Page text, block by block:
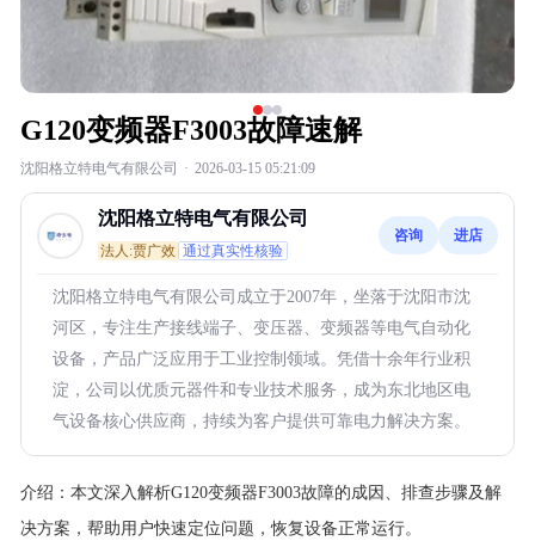
G120变频器F3003故障速解
沈阳格立特电气有限公司 · 2026-03-15 05:21:09
沈阳格立特电气有限公司
法人:贾广效 通过真实性核验
咨询 进店
沈阳格立特电气有限公司成立于2007年，坐落于沈阳市沈
河区，专注生产接线端子、变压器、变频器等电气自动化
设备，产品广泛应用于工业控制领域。凭借十余年行业积
淀，公司以优质元器件和专业技术服务，成为东北地区电
气设备核心供应商，持续为客户提供可靠电力解决方案。
介绍： 本文深入解析G120变频器F3003故障的成因、排查步骤及解
决方案，帮助用户快速定位问题，恢复设备正常运行。